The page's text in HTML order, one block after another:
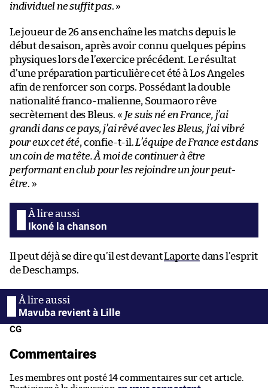
individuel ne suffit pas. »
Le joueur de 26 ans enchaîne les matchs depuis le
début de saison, après avoir connu quelques pépins
physiques lors de l’exercice précédent. Le résultat
d’une préparation particulière cet été à Los Angeles
afin de renforcer son corps. Possédant la double
nationalité franco-malienne, Soumaoro rêve
secrètement des Bleus. « Je suis né en France, j’ai
grandi dans ce pays, j’ai rêvé avec les Bleus, j’ai vibré
pour eux cet été, confie-t-il. L’équipe de France est dans
un coin de ma tête. À moi de continuer à être
performant en club pour les rejoindre un jour peut-
être. »
Ikoné la chanson
Il peut déjà se dire qu’il est devantLaportedans l’esprit
de Deschamps.
Mavuba revient à Lille
CG
Commentaires
Les membres ont posté 14 commentaires sur cet article.